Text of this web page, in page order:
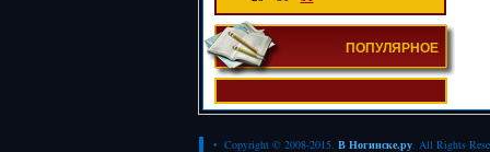
ПОПУЛЯРНОЕ
• Copyright © 2008-2015. В Ногинске.ру. All Rights